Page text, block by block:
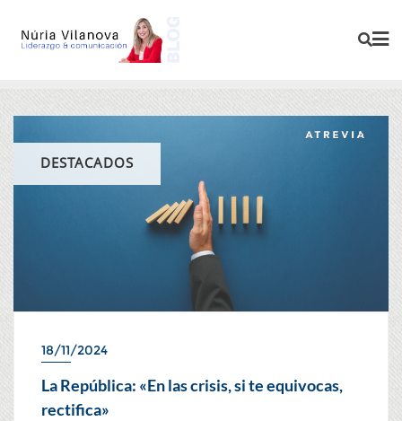
DESTACADOS
18/11/2024
La República: «En las crisis, si te equivocas,
rectifica»